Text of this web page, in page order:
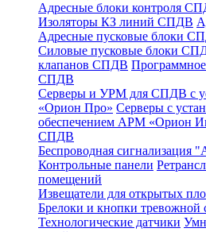
Адресные блоки контроля
Изоляторы КЗ линий СПДВ
Адресные пусковые блоки
Силовые пусковые блоки
клапанов СПДВ
СПДВ
Серверы и УРМ для СПДВ с
«Орион Про» Серверы с
обеспечением АРМ «Орион
СПДВ
Беспроводная сигнализация
Контрольные панели
помещений
Извещатели для открытых
Брелоки и кнопки тревожной
Технологические датчики